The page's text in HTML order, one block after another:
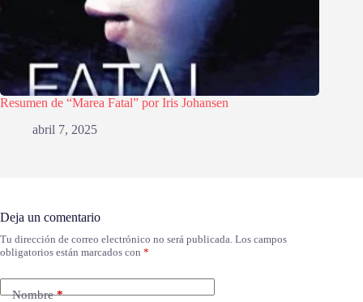
Resumen de “Marea Fatal” por Iris Johansen
abril 7, 2025
Deja un comentario
Tu dirección de correo electrónico no será publicada. Los campos
obligatorios están marcados con *
Nombre*